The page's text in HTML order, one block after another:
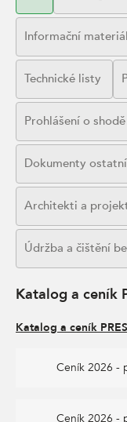
Informační
Technické listy
Prohlášení o shodě
Dokumenty ostatní
Architekti a
Údržba a čištění
Katalog a ceník
Katalog a ceník
Ceník 2026 -
Ceník 2026 -